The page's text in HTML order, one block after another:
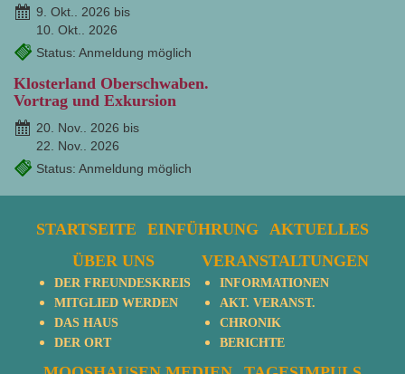
9. Okt.. 2026 bis
10. Okt.. 2026
Status: Anmeldung möglich
Klosterland Oberschwaben.
Vortrag und Exkursion
20. Nov.. 2026 bis
22. Nov.. 2026
Status: Anmeldung möglich
STARTSEITE EINFÜHRUNG
AKTUELLES
ÜBER UNS
DER FREUNDESKREIS
MITGLIED WERDEN
DAS HAUS
DER ORT
VERANSTALTUNGEN
INFORMATIONEN
AKT. VERANST.
CHRONIK
BERICHTE